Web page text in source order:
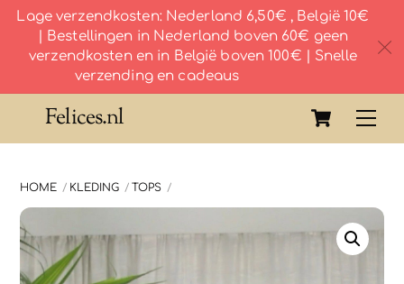
Lage verzendkosten: Nederland 6,50€ , België 10€
| Bestellingen in Nederland boven 60€ geen
verzendkosten en in België boven 100€ | Snelle
verzending en cadeaus
c
Cart
Felices.nl
HOME KLEDING TOPS